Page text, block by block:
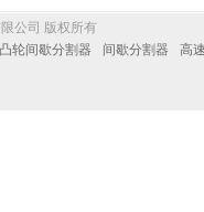
公司 版权所有
凸轮间歇分割器 间歇分割器 高